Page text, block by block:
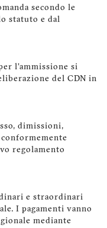
secondo le
statuto e dal
l’ammissione si
del CDN in
dimissioni,
conformemente
regolamento
e straordinari
I pagamenti vanno
mediante